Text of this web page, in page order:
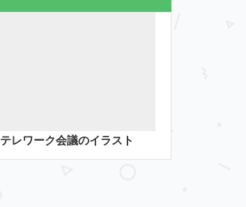
テレワーク会議のイラスト